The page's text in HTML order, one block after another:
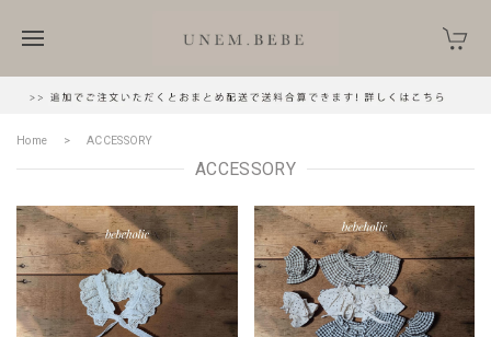
Home ACCESSORY
ACCESSORY